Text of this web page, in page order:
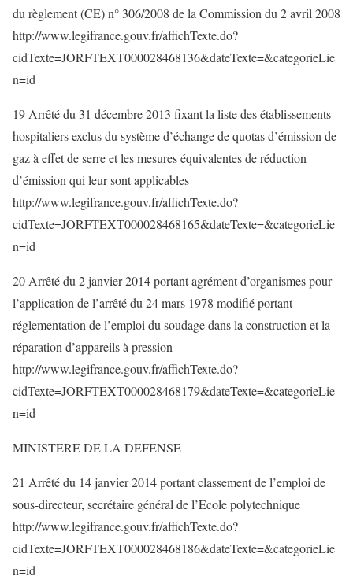
du règlement (CE) n° 306/2008 de la Commission du 2 avril 2008
http://www.legifrance.gouv.fr/affichTexte.do?
cidTexte=JORFTEXT000028468136&dateTexte=&categorieLie
n=id
19 Arrêté du 31 décembre 2013 fixant la liste des établissements
hospitaliers exclus du système d’échange de quotas d’émission de
gaz à effet de serre et les mesures équivalentes de réduction
d’émission qui leur sont applicables
http://www.legifrance.gouv.fr/affichTexte.do?
cidTexte=JORFTEXT000028468165&dateTexte=&categorieLie
n=id
20 Arrêté du 2 janvier 2014 portant agrément d’organismes pour
l’application de l’arrêté du 24 mars 1978 modifié portant
réglementation de l’emploi du soudage dans la construction et la
réparation d’appareils à pression
http://www.legifrance.gouv.fr/affichTexte.do?
cidTexte=JORFTEXT000028468179&dateTexte=&categorieLie
n=id
MINISTERE DE LA DEFENSE
21 Arrêté du 14 janvier 2014 portant classement de l’emploi de
sous-directeur, secrétaire général de l’Ecole polytechnique
http://www.legifrance.gouv.fr/affichTexte.do?
cidTexte=JORFTEXT000028468186&dateTexte=&categorieLie
n=id